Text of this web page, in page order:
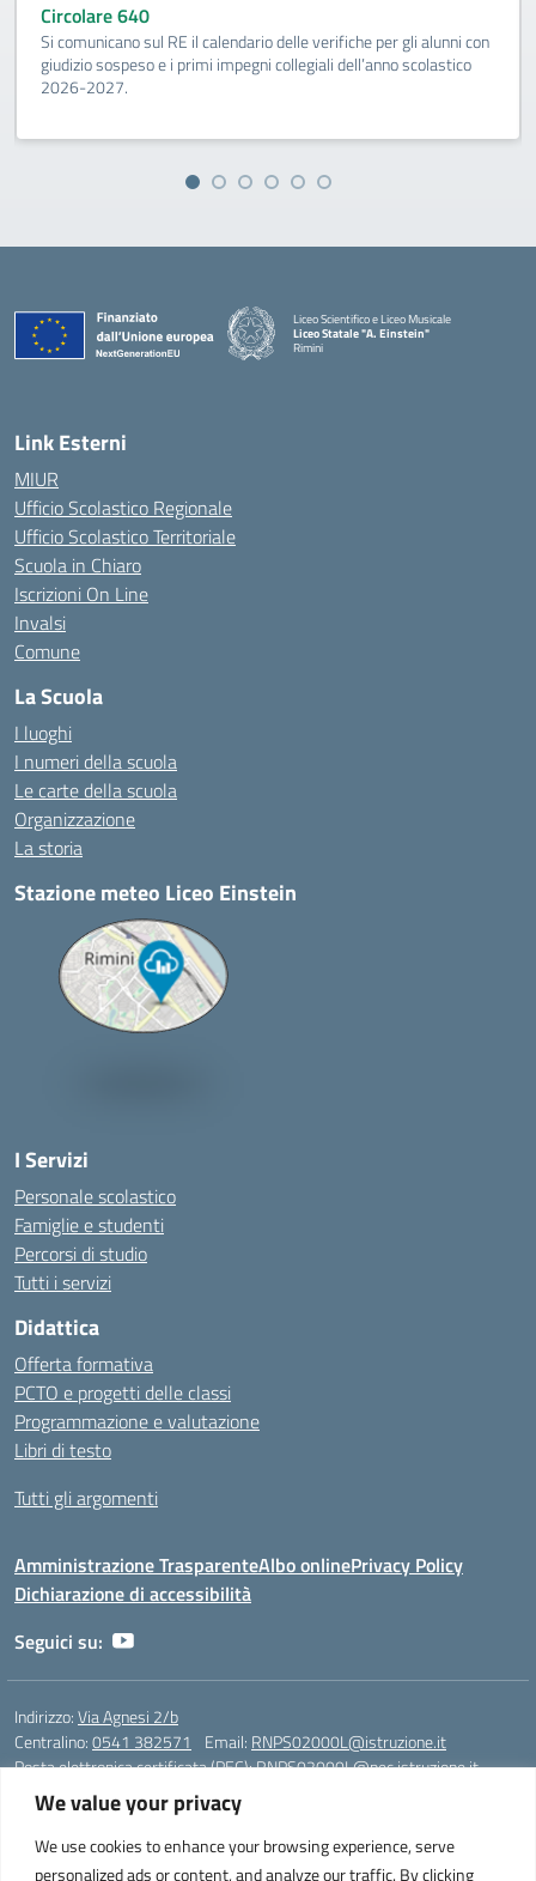
We value your privacy
We use cookies to enhance your browsing experience, serve
personalized ads or content, and analyze our traffic. By clicking
Circolare 640
Si comunicano sul RE il calendario delle verifiche per gli alunni con
giudizio sospeso e i primi impegni collegiali dell’anno scolastico
2026-2027.
Liceo Scientifico e Liceo Musicale
Liceo Statale "A. Einstein"
Rimini
Link Esterni
MIUR
Ufficio Scolastico Regionale
Ufficio Scolastico Territoriale
Scuola in Chiaro
Iscrizioni On Line
Invalsi
Comune
La Scuola
I luoghi
I numeri della scuola
Le carte della scuola
Organizzazione
La storia
Stazione meteo Liceo Einstein
I Servizi
Personale scolastico
Famiglie e studenti
Percorsi di studio
Tutti i servizi
Didattica
Offerta formativa
PCTO e progetti delle classi
Programmazione e valutazione
Libri di testo
Tutti gli argomenti
Amministrazione TrasparenteAlbo onlinePrivacy Policy
Dichiarazione di accessibilità
Seguici su:
Indirizzo:Via Agnesi 2/b
Centralino:0541 382571 Email: RNPS02000L@istruzione.it
Posta elettronica certificata (PEC):RNPS02000L@pec.istruzione.it
Codice fiscale: 82009530401
Codice meccanografico: RNPS02000L